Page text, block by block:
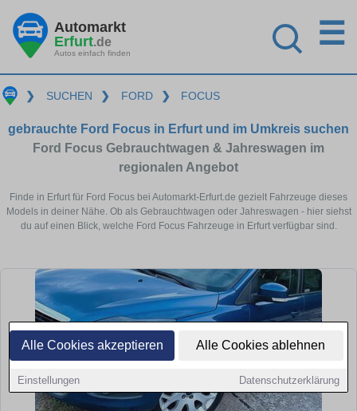
Alle Cookies akzeptieren Alle Cookies ablehnen
Einstellungen Datenschutzerklärung
Automarkt
Erfurt.de
Autos einfach finden
☰
❯ SUCHEN ❯ FORD ❯ FOCUS
gebrauchte Ford Focus in Erfurt und im Umkreis suchen
Ford Focus Gebrauchtwagen & Jahreswagen im
regionalen Angebot
Finde in Erfurt für Ford Focus bei Automarkt-Erfurt.de gezielt Fahrzeuge dieses
Models in deiner Nähe. Ob als Gebrauchtwagen oder Jahreswagen - hier siehst
du auf einen Blick, welche Ford Focus Fahrzeuge in Erfurt verfügbar sind.